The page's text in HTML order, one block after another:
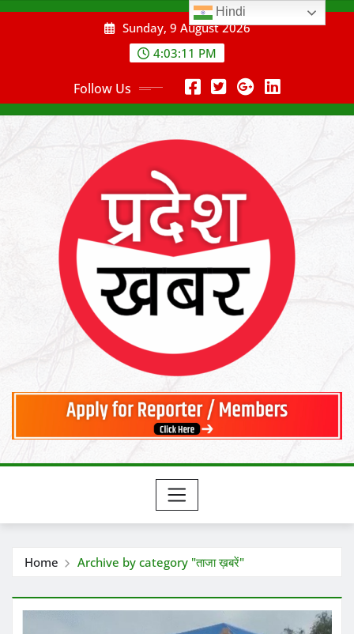
Skip
Sunday, 9 August 2026
4:03:12 PM
Follow Us
Home Archive by category "ताजा ख़बरें"
Hindi